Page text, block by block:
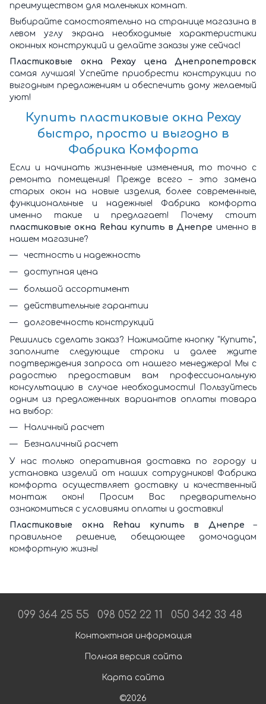
преимуществом для маленьких комнат.
Выбирайте самостоятельно на странице магазина в
левом углу экрана необходимые характеристики
оконных конструкций и делайте заказы уже сейчас!
Пластиковые окна Рехау цена Днепропетровск
самая лучшая! Успейте приобрести конструкции по
выгодным предложениям и обеспечить дому желаемый
уют!
Купить пластиковые окна Рехау
быстро, просто и выгодно в
Фабрика Комфорта
Если и начинать жизненные изменения, то точно с
ремонта помещения! Прежде всего – это замена
старых окон на новые изделия, более современные,
функциональные и надежные! Фабрика комфорта
именно такие и предлагает! Почему стоит
пластиковые окна Rehau купить в Днепре именно в
нашем магазине?
честность и надежность
доступная цена
большой ассортимент
действительные гарантии
долговечность конструкций
Решились сделать заказ? Нажимайте кнопку "Купить",
заполните следующие строки и далее ждите
подтверждения запроса от нашего менеджера! Мы с
радостью предоставим вам профессиональную
консультацию в случае необходимости! Пользуйтесь
одним из предложенных вариантов оплаты товара
на выбор:
Наличный расчет
Безналичный расчет
У нас только оперативная доставка по городу и
установка изделий от наших сотрудников! Фабрика
комфорта осуществляет доставку и качественный
монтаж окон! Просим Вас предварительно
ознакомиться с условиями оплаты и доставки!
Пластиковые окна Rehau купить в Днепре –
правильное решение, обещающее домочадцам
комфортную жизнь!
099 364 25 55 098 052 22 11 050 342 33 48
Контактная информация
Полная версия сайта
Карта сайта
©2026